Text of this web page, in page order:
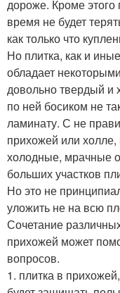
дороже. Кроме этого
время не будет
как только что
Но плитка, как и
обладает
довольно твердый
по ней босиком не
ламинату. С не
прихожей или
холодные, мрачные
больших участков
Но это не
уложить не на всю
Сочетание
прихожей может
вопросов.
1. плитка в